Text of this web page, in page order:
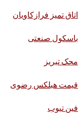
اتاق تمیز فرازکاویان
باسکول صنعتی
محک تبریز
قیمت هبلکس رضوی
فین تیوب